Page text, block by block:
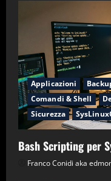
Applicazioni
Comandi & Shell
Sicurezza
Bash Scripting per
Franco Conidi aka